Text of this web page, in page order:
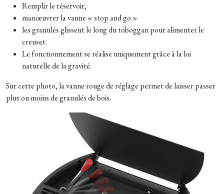
Remplir le réservoir,
manœuvrer la vanne « stop and go »
les granulés glissent le long du toboggan pour alimenter le
creuset.
Le fonctionnement se réalise uniquement grâce à la loi
naturelle de la gravité.
Sur cette photo, la vanne rouge de réglage permet de laisser passer
plus ou moins de granulés de bois.